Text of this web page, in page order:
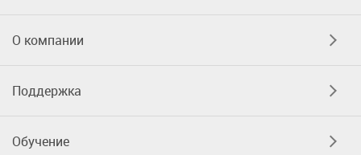
О компании
Поддержка
Обучение